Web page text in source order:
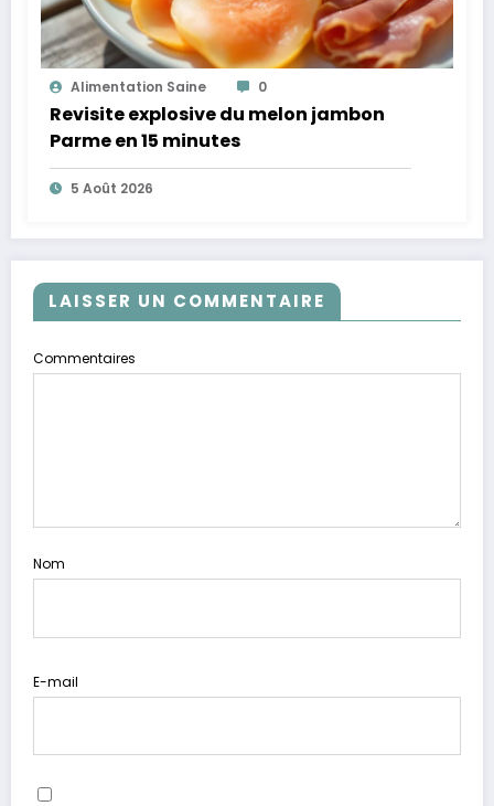
Alimentation Saine 0
Revisite explosive du melon jambon
Parme en 15 minutes
5 Août 2026
LAISSER UN COMMENTAIRE
Commentaires
Nom
E-mail